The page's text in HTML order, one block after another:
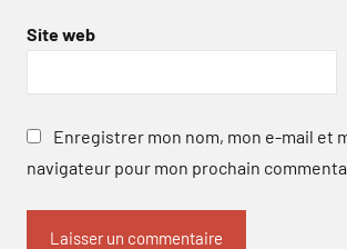
Site web
Enregistrer mon nom, mon e-mail et
navigateur pour mon prochain